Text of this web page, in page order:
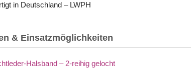
in Deutschland – LWPH
& Einsatzmöglichkeiten